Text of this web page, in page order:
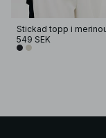
549 SEK